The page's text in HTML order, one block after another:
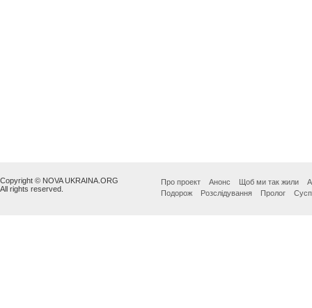
Copyright © NOVA UKRAINA.ORG
All rights reserved.
Про проект Анонс Щоб ми так жили
Подорож
Розслідування Пролог